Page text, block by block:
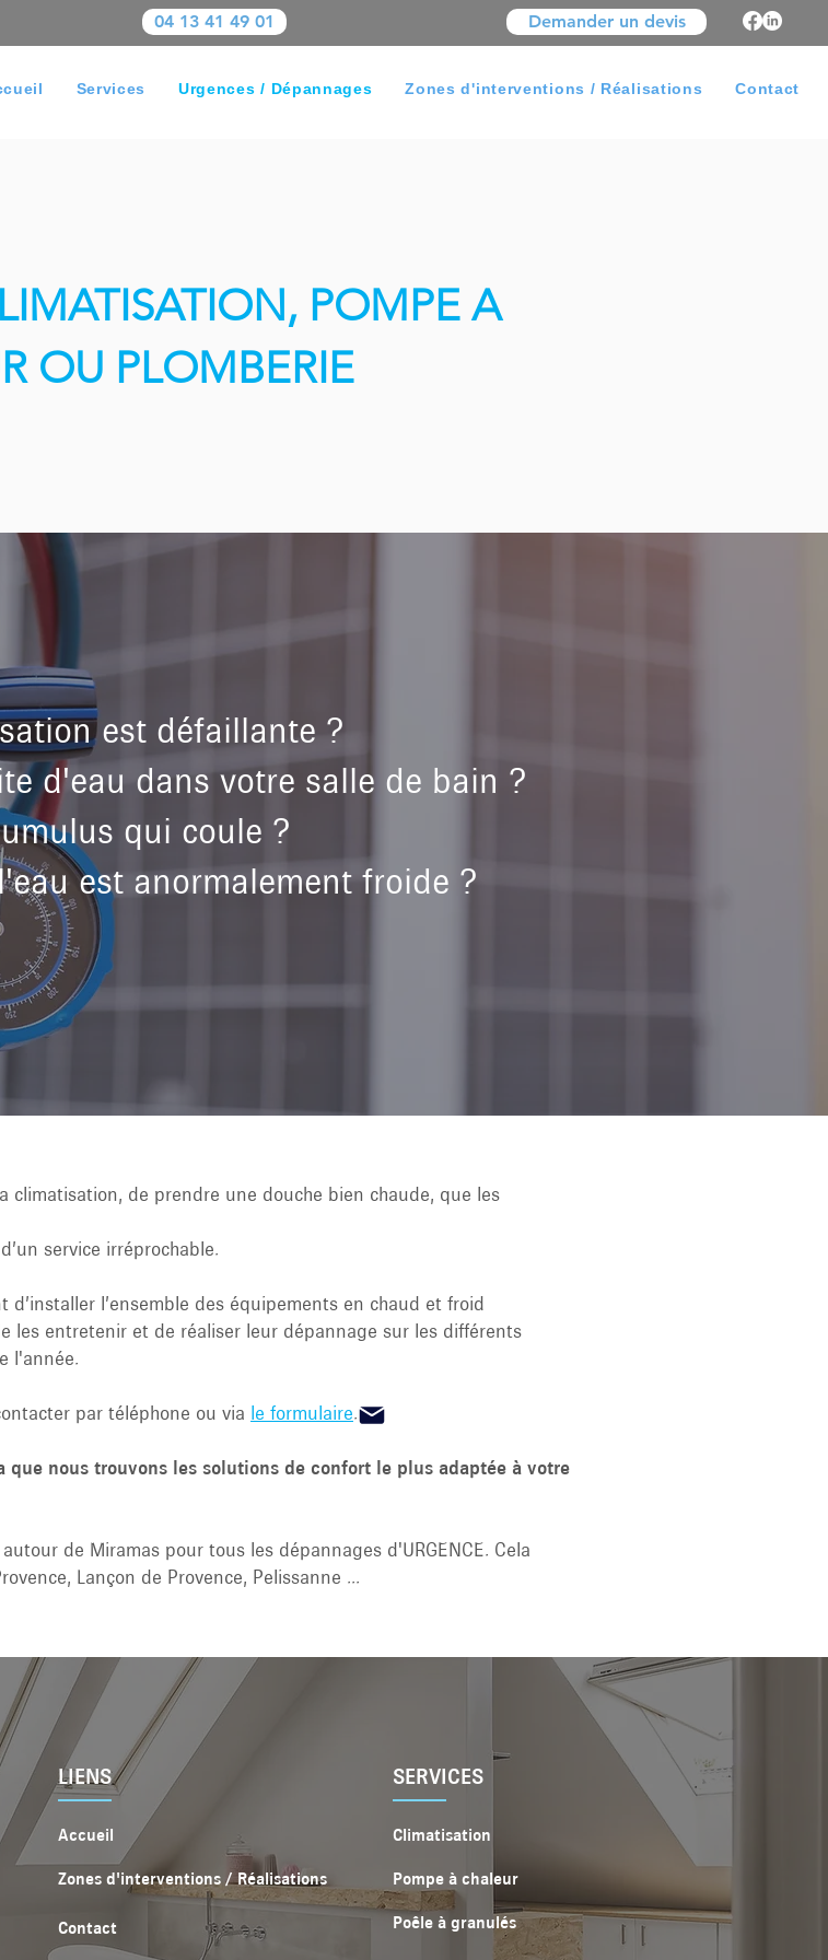
04 13 41 49 01 Demander un devis
Services Urgences / Dépannages Zones d'interventions / Réalisations Contact
POMPE A
OU PLOMBERIE
est défaillante ?
d'eau dans votre salle de bain ?
qui coule ?
est anormalement froide ?
climatisation, de prendre une douche bien chaude, que les
service irréprochable.
l’ensemble des équipements en chaud et froid
les entretenir et de réaliser leur dépannage sur les différents
l'année.
par téléphone ou via le formulaire.
nous trouvons les solutions de confort le plus adaptée à votre
de Miramas pour tous les dépannages d'URGENCE. Cela
Lançon de Provence, Pelissanne ...
LIENS
Accueil
Zones d'interventions / Réalisations
Contact
SERVICES
Climatisation
Pompe à chaleur
Poêle à granulés